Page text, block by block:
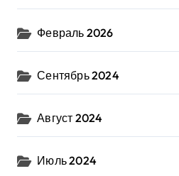
Февраль 2026
Сентябрь 2024
Август 2024
Июль 2024